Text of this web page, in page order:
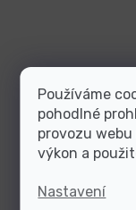
Používáme
pohodlné
provozu
výkon a
Nastavení